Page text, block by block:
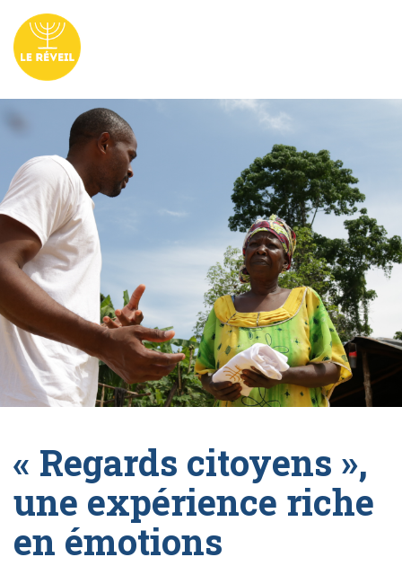
« Regards citoyens »,
une expérience riche
en émotions